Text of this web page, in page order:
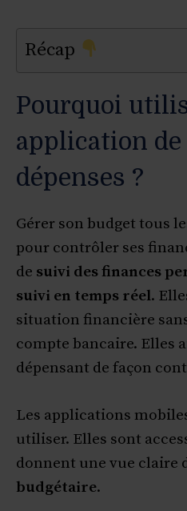
Récap
Pourquoi
application
dépenses ?
Gérer son budget tous
pour contrôler ses
de suivi des finances
suivi en temps réel.
situation financière
compte bancaire. Elles
dépensant de façon
Les applications
utiliser. Elles sont
donnent une vue claire
budgétaire.